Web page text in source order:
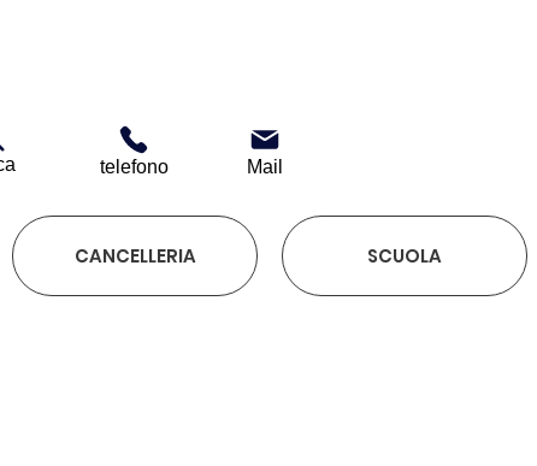
telefono Mail
CANCELLERIA SCUOLA